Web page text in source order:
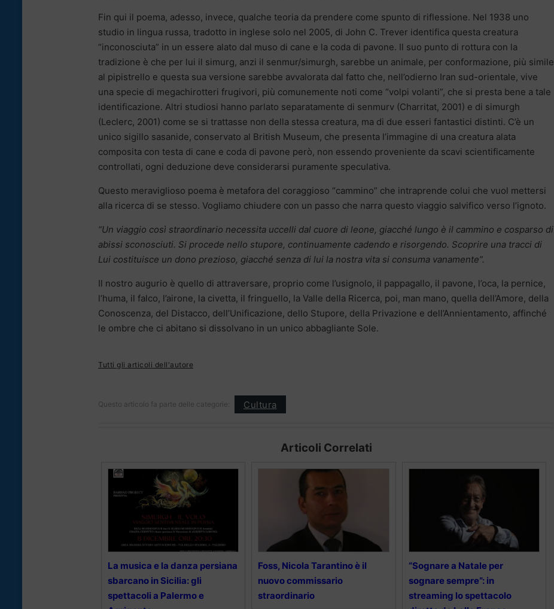
Fin qui il poema, adesso, invece, qualche teoria da prendere come spunto di riflessione. Nel 1938 uno
studio in lingua russa, tradotto in inglese solo nel 2005, di John C. Trever identifica questa creatura
“inconosciuta” in un essere alato dal muso di cane e la coda di pavone. Il suo punto di rottura con la
tradizione è che per lui il simurg, anzi il senmur/simurgh, sarebbe un animale, per conformazione, più simile
al pipistrello e questa sua versione sarebbe avvalorata dal fatto che, nell’odierno Iran sud-orientale, vive
una specie di megachirotteri frugivori, più comunemente noti come “volpi volanti”, che si presta bene a tale
identificazione. Altri studiosi hanno parlato separatamente di senmurv (Charritat, 2001) e di simurgh
(Leclerc, 2001) come se si trattasse non della stessa creatura, ma di due esseri fantastici distinti. C’è un
unico sigillo sasanide, conservato al British Museum, che presenta l’immagine di una creatura alata
composita con testa di cane e coda di pavone però, non essendo proveniente da scavi scientificamente
controllati, ogni deduzione deve considerarsi puramente speculativa.
Questo meraviglioso poema è metafora del coraggioso “cammino” che intraprende colui che vuol mettersi
alla ricerca di se stesso. Vogliamo chiudere con un passo che narra questo viaggio salvifico verso l’ignoto.
“Un viaggio così straordinario necessita uccelli dal cuore di leone, giacché lungo è il cammino e cosparso di
abissi sconosciuti. Si procede nello stupore, continuamente cadendo e risorgendo. Scoprire una tracci di
Lui costituisce un dono prezioso, giacché senza di lui la nostra vita si consuma vanamente”.
Il nostro augurio è quello di attraversare, proprio come l’usignolo, il pappagallo, il pavone, l’oca, la pernice,
l’huma, il falco, l’airone, la civetta, il fringuello, la Valle della Ricerca, poi, man mano, quella dell’Amore, della
Conoscenza, del Distacco, dell’Unificazione, dello Stupore, della Privazione e dell’Annientamento, affinché
le ombre che ci abitano si dissolvano in un unico abbagliante Sole.
Tutti gli articoli dell'autore
Questo articolo fa parte delle categorie: Cultura
Articoli Correlati
La musica e la danza persiana
sbarcano in Sicilia: gli
spettacoli a Palermo e
Foss, Nicola Tarantino è il
nuovo commissario
straordinario
“Sognare a Natale per
sognare sempre”: in
streaming lo spettacolo